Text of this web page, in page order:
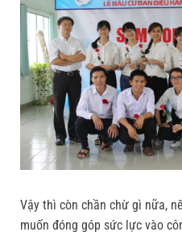
Vậy thì còn chần chừ gì nữa,
muốn đóng góp sức lực vào